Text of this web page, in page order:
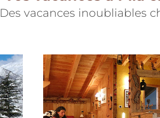
Des vacances inoubliables